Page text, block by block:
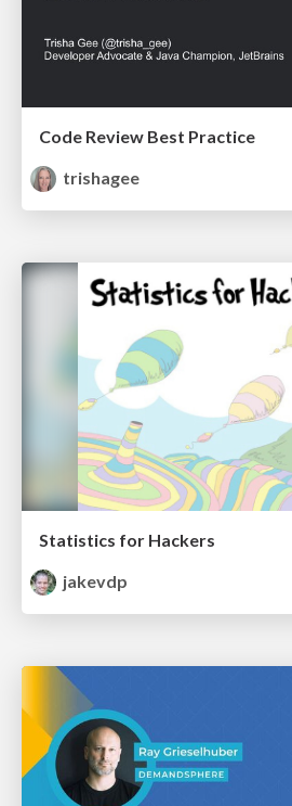
Code Review Best Practice
trishagee
Statistics for Hackers
jakevdp